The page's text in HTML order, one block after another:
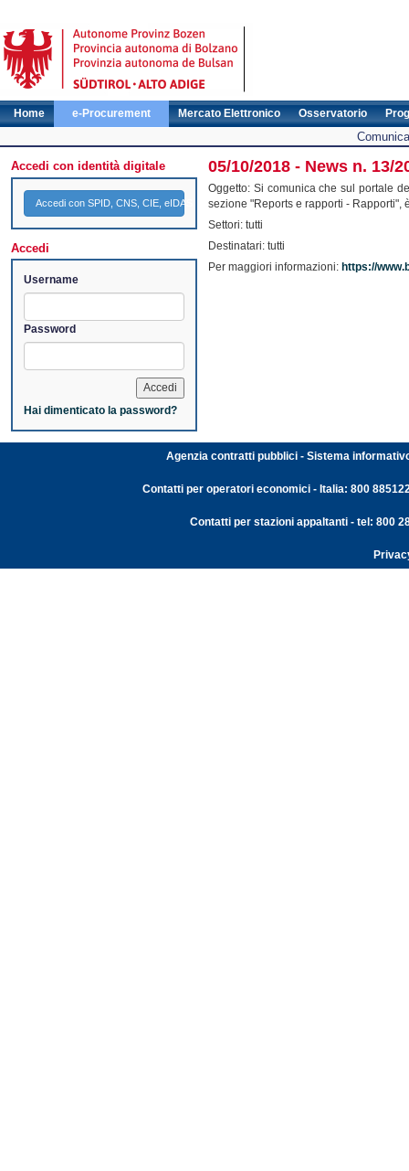
Home e-Procurement Mercato Elettronico Osservatorio
Accedi con identità digitale
Accedi con SPID, CNS, CIE, eIDAS
Accedi
Username
Password
Hai dimenticato la password?
05/10/2018 - News n. 13/
Oggetto: Si comunica che sul portale
sezione "Reports e rapporti - Rapporti",
Settori: tutti
Destinatari: tutti
Per maggiori informazioni: https://
Agenzia contratti pubblici - Sistema
Contatti per operatori economici - Italia: 800
Contatti per stazioni appaltanti - tel: 800